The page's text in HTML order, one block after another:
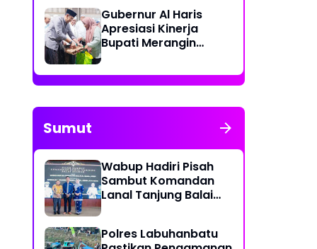
Gubernur Al Haris
Apresiasi Kinerja
Bupati Merangin
Ramadan
Sumut
Wabup Hadiri Pisah
Sambut Komandan
Lanal Tanjung Balai
Polres Labuhanbatu